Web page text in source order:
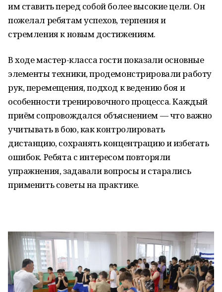
им ставить перед собой более высокие цели. Он
пожелал ребятам успехов, терпения и
стремления к новым достижениям.
В ходе мастер-класса гости показали основные
элементы техники, продемонстрировали работу
рук, перемещения, подход к ведению боя и
особенности тренировочного процесса. Каждый
приём сопровождался объяснением — что важно
учитывать в бою, как контролировать
дистанцию, сохранять концентрацию и избегать
ошибок. Ребята с интересом повторяли
упражнения, задавали вопросы и старались
применить советы на практике.